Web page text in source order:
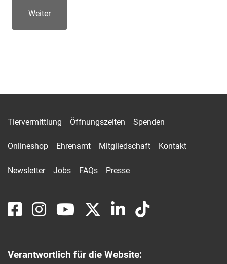
Tiervermittlung Öffnungszeiten Spenden
Onlineshop Ehrenamt Mitgliedschaft Kontakt
Newsletter Jobs FAQs Presse
Verantwortlich für die Website: